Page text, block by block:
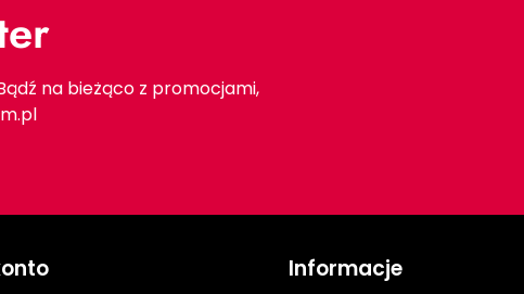
na bieżąco z promocjami,
Informacje